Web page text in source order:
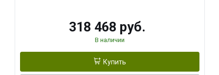
318 468 руб.
В наличии
Купить